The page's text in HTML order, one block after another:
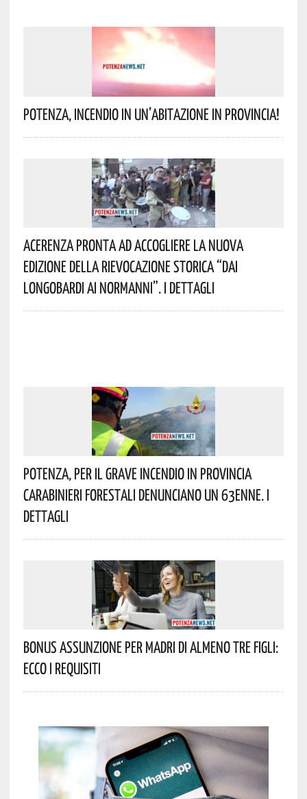
Potenza, Incendio In Un’abitazione In Provincia!
Acerenza Pronta Ad Accogliere La Nuova
Edizione Della Rievocazione Storica “Dai
Longobardi Ai Normanni”. I Dettagli
Potenza, Per Il Grave Incendio In Provincia
Carabinieri Forestali Denunciano Un 63enne. I
Dettagli
Bonus Assunzione Per Madri Di Almeno Tre Figli:
Ecco I Requisiti